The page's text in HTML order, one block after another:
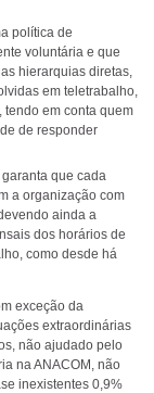
política de
voluntária e que
hierarquias diretas,
em teletrabalho,
tendo em conta quem
de responder
que cada
a organização com
ainda a
dos horários de
como desde há
exceção da
extraordinárias
não ajudado pelo
na ANACOM, não
inexistentes 0,9%